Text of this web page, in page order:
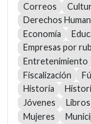
Correos
Derechos
Economía
Empresas por
Entretenimiento
Fiscalización
Historia
Jóvenes
Libros
Mujeres